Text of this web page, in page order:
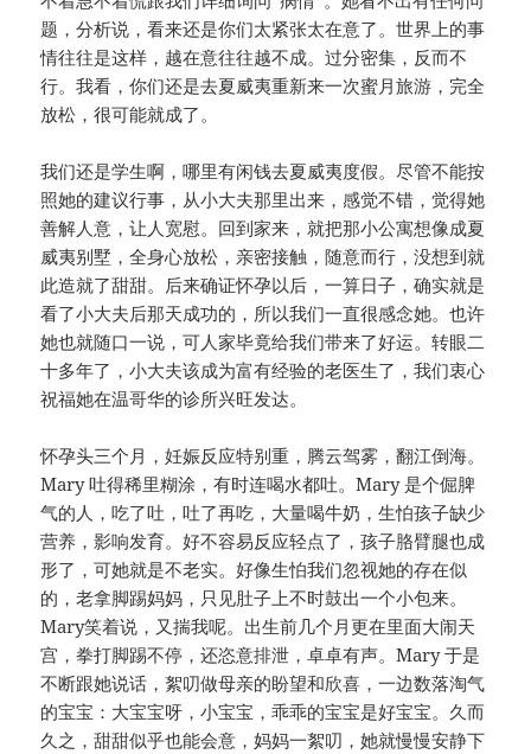
题，分析说，看来还是你们太紧张太在意了。世界上的事
情往往是这样，越在意往往越不成。过分密集，反而不
行。我看，你们还是去夏威夷重新来一次蜜月旅游，完全
放松，很可能就成了。
我们还是学生啊，哪里有闲钱去夏威夷度假。尽管不能按
照她的建议行事，从小大夫那里出来，感觉不错，觉得她
善解人意，让人宽慰。回到家来，就把那小公寓想像成夏
威夷别墅，全身心放松，亲密接触，随意而行，没想到就
此造就了甜甜。后来确证怀孕以后，一算日子，确实就是
看了小大夫后那天成功的，所以我们一直很感念她。也许
她也就随口一说，可人家毕竟给我们带来了好运。转眼二
十多年了，小大夫该成为富有经验的老医生了，我们衷心
祝福她在温哥华的诊所兴旺发达。
怀孕头三个月，妊娠反应特别重，腾云驾雾，翻江倒海。
Mary 吐得稀里糊涂，有时连喝水都吐。Mary 是个倔脾
气的人，吃了吐，吐了再吃，大量喝牛奶，生怕孩子缺少
营养，影响发育。好不容易反应轻点了，孩子胳臂腿也成
形了，可她就是不老实。好像生怕我们忽视她的存在似
的，老拿脚踢妈妈，只见肚子上不时鼓出一个小包来。
Mary笑着说，又揣我呢。出生前几个月更在里面大闹天
宫，拳打脚踢不停，还恣意排泄，卓卓有声。Mary 于是
不断跟她说话，絮叨做母亲的盼望和欣喜，一边数落淘气
的宝宝：大宝宝呀，小宝宝，乖乖的宝宝是好宝宝。久而
久之，甜甜似乎也能会意，妈妈一絮叨，她就慢慢安静下